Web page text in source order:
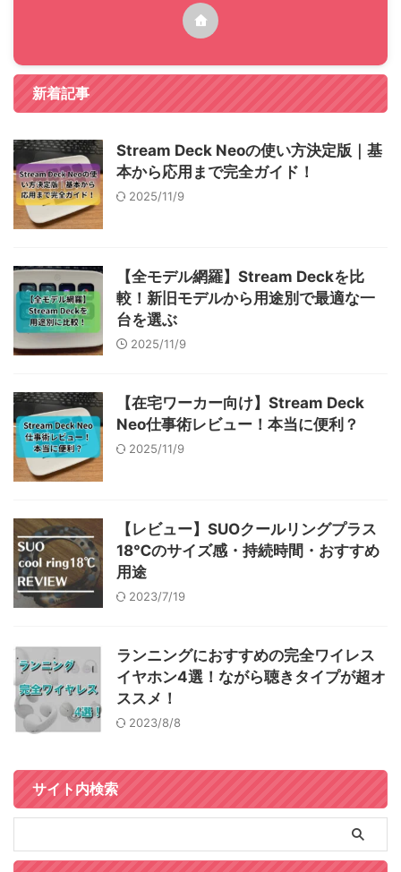
新着記事
Stream Deck Neoの使い方決定版｜基
本から応用まで完全ガイド！
2025/11/9
【全モデル網羅】Stream Deckを比
較！新旧モデルから用途別で最適な一
台を選ぶ
2025/11/9
【在宅ワーカー向け】Stream Deck
Neo仕事術レビュー！本当に便利？
2025/11/9
【レビュー】SUOクールリングプラス
18℃のサイズ感・持続時間・おすすめ
用途
2023/7/19
ランニングにおすすめの完全ワイレス
イヤホン4選！ながら聴きタイプが超オ
ススメ！
2023/8/8
サイト内検索